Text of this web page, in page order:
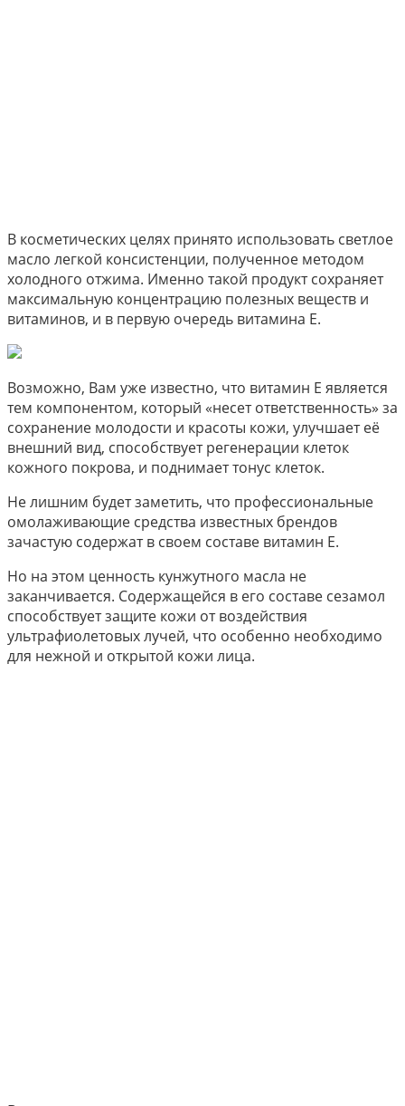
В косметических целях принято использовать светлое
масло легкой консистенции, полученное методом
холодного отжима. Именно такой продукт сохраняет
максимальную концентрацию полезных веществ и
витаминов, и в первую очередь витамина Е.
Возможно, Вам уже известно, что витамин Е является
тем компонентом, который «несет ответственность» за
сохранение молодости и красоты кожи, улучшает её
внешний вид, способствует регенерации клеток
кожного покрова, и поднимает тонус клеток.
Не лишним будет заметить, что профессиональные
омолаживающие средства известных брендов
зачастую содержат в своем составе витамин Е.
Но на этом ценность кунжутного масла не
заканчивается. Содержащейся в его составе сезамол
способствует защите кожи от воздействия
ультрафиолетовых лучей, что особенно необходимо
для нежной и открытой кожи лица.